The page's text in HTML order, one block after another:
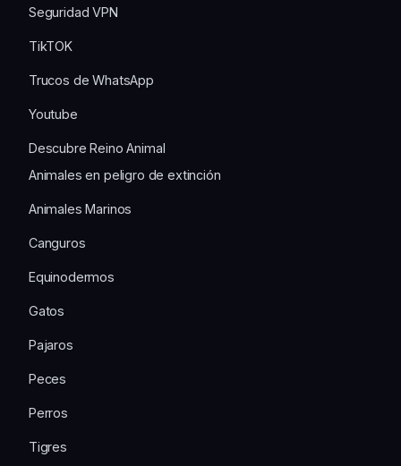
Seguridad VPN
TikTOK
Trucos de WhatsApp
Youtube
Descubre Reino Animal
Animales en peligro de extinción
Animales Marinos
Canguros
Equinodermos
Gatos
Pajaros
Peces
Perros
Tigres